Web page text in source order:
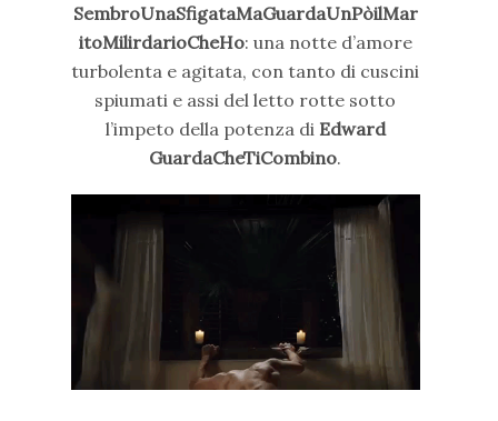
SembroUnaSfigataMaGuardaUnPòilMar
itoMilirdarioCheHo: una notte d’amore
turbolenta e agitata, con tanto di cuscini
spiumati e assi del letto rotte sotto
l’impeto della potenza di Edward
GuardaCheTiCombino.